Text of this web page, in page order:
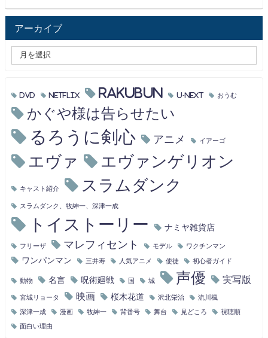
アーカイブ
DVD Netflix RAKUBUN U-NEXT おうむ
かぐや様は告らせたい
るろうに剣心 アニメ イアーゴ
エヴァ エヴァンゲリオン
キャスト紹介 スラムダンク
スラムダンク、牧紳一、深津一成
トイストーリー ナミヤ雑貨店
フリーザ マレフィセント モデル ワクチンマン
ワンパンマン 三井寿 人気アニメ 使徒 初心者ガイド
動物 名言 呪術廻戦 国 城 声優 実写版
宮城リョータ 映画 桜木花道 沢北栄治 流川楓
深津一成 漫画 牧紳一 背番号 舞台 見どころ 視聴順
面白い理由